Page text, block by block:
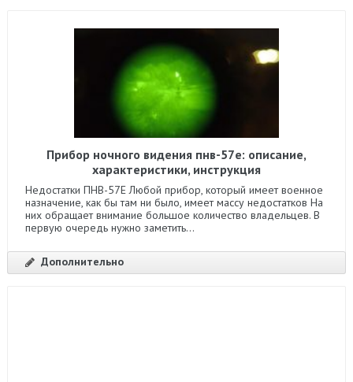
Прибор ночного видения пнв-57е: описание,
характеристики, инструкция
Недостатки ПНВ-57Е Любой прибор, который имеет военное
назначение, как бы там ни было, имеет массу недостатков На
них обращает внимание большое количество владельцев. В
первую очередь нужно заметить...
Дополнительно